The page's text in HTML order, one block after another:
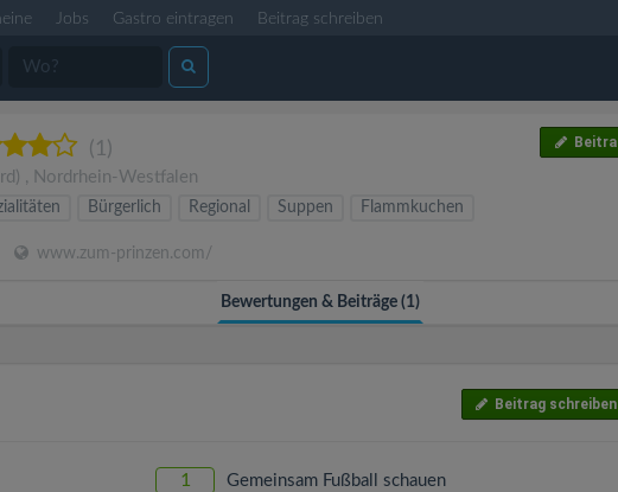
Jobs Gastro eintragen Beitrag schreiben
(1)
, Nordrhein-Westfalen
Bürgerlich Regional Suppen Flammkuchen
www.zum-prinzen.com/
Bewertungen & Beiträge (1)
Beitrag schreiben
1 Gemeinsam Fußball schauen